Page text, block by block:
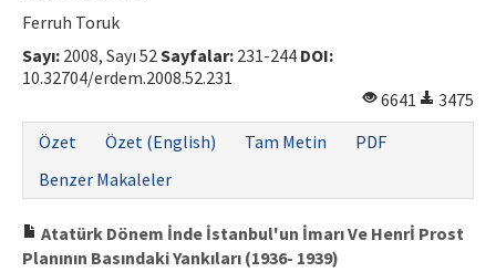
Ferruh Toruk
Sayı: 2008, Sayı 52Sayfalar: 231-244 DOI:
10.32704/erdem.2008.52.231
6641
3475
Özet
Özet (English) Tam Metin
PDF
Benzer Makaleler
Atatürk Dönem İnde İstanbul'un İmarı Ve Henrİ Prost
Planının Basındaki Yankıları (1936- 1939)